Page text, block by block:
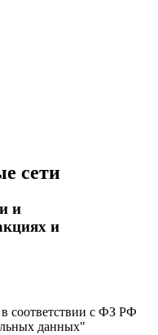
сети
и
и
соответствии с ФЗ РФ
данных"